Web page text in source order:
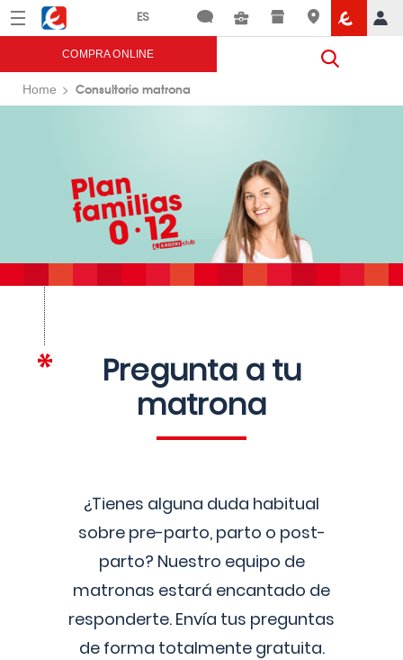
Menú Eroski
COMPRA ONLINE
Home Consultorio matrona
Pregunta a tu
matrona
¿Tienes alguna duda habitual
sobre pre-parto, parto o post-
parto? Nuestro equipo de
matronas estará encantado de
responderte. Envía tus preguntas
de forma totalmente gratuita.